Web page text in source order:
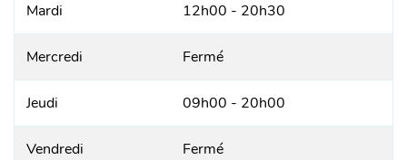
Mardi 12h00 - 20h30
Mercredi Fermé
Jeudi 09h00 - 20h00
Vendredi Fermé